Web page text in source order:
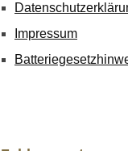
Impressum